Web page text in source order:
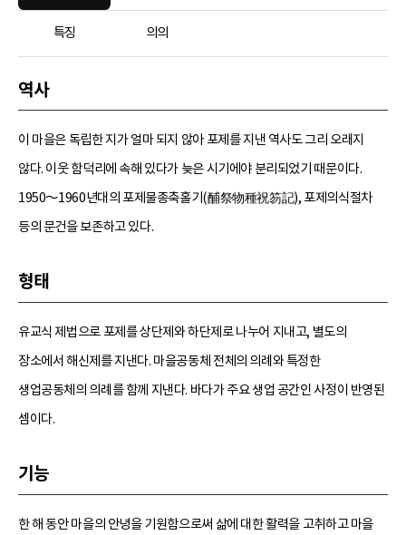
특징 의의
역사
이 마을은 독립한 지가 얼마 되지 않아 포제를 지낸 역사도 그리 오래지
않다. 이웃 함덕리에 속해 있다가 늦은 시기에야 분리되었기 때문이다.
1950～1960년대의 포제물종축홀기(酺祭物種祝笏記), 포제의식절차
등의 문건을 보존하고 있다.
형태
유교식 제법으로 포제를 상단제와 하단제로 나누어 지내고, 별도의
장소에서 해신제를 지낸다. 마을공동체 전체의 의례와 특정한
생업공동체의 의례를 함께 지낸다. 바다가 주요 생업 공간인 사정이 반영된
셈이다.
기능
한 해 동안 마을의 안녕을 기원함으로써 삶에 대한 활력을 고취하고 마을